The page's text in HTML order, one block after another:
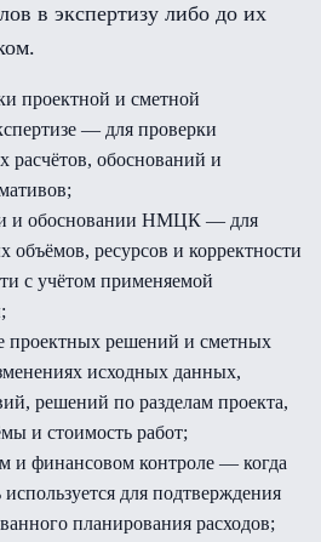
в экспертизу либо до их
проектной и сметной
— для проверки
расчётов, обоснований и
и обосновании НМЦК — для
объёмов, ресурсов и корректности
с учётом применяемой
проектных решений и сметных
исходных данных,
решений по разделам проекта,
и стоимость работ;
и финансовом контроле — когда
для подтверждения
планирования расходов;